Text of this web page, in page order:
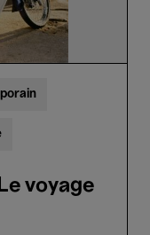
voyage